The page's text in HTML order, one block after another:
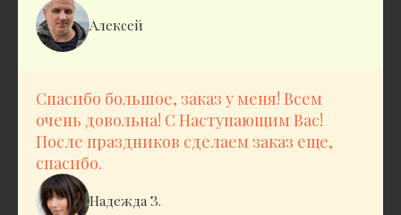
Алексей
Спасибо большое, заказ у меня! Всем
очень довольна! С Наступающим Вас!
После праздников сделаем заказ еще,
спасибо.
Надежда З.